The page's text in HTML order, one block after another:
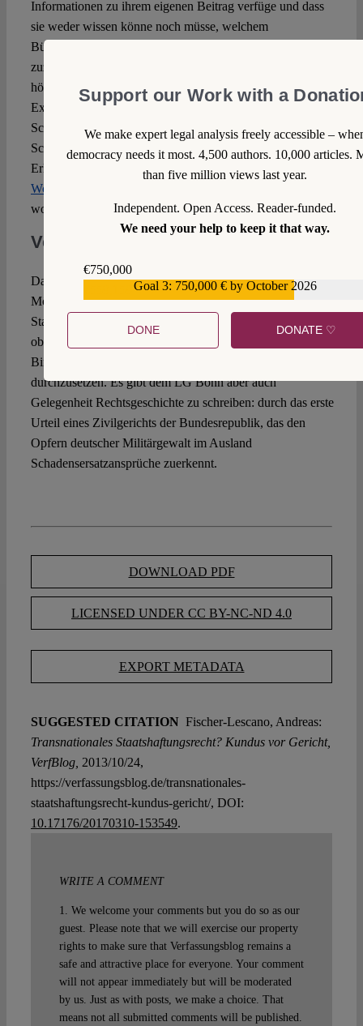
Informationen zu ihrem eigenen Beitrag verfüge und dass
sie weder wissen könne noch müsse, welchem
Bündnismitglied in dieser Militäroperation der Fehler
zuzurechnen sei. Das kommt im Ergebnis einer
höchstrichterlichen Einladung zur Vogel-Strauß-
Exkulpation gleich. Mit den grundrechtlichen
Schutzpflichten, aber auch mit der völkerrechtlichen
Schutzverantwortung, wie sie beispielsweise in der
Erklärung der
UN-Generalversammlung anlässlich des
World Summits 2005
wohl kaum in Einklang bringen können.
Verantwortung
Das BVerfG hat im Varvarin-Beschluss leider die
Möglichkeit verpasst, den Rahmen des transnationalen
Staatshaftungsrechtes angemessen zu konkretisieren. Damit
obliegt es nun den Fachgerichten, die rechtsstaatliche
Bindung der Bundeswehr auch bei Auslandseinsätzen
durchzusetzen. Es gibt dem LG Bonn aber auch
Gelegenheit Rechtsgeschichte zu schreiben: durch das erste
Urteil eines Zivilgerichts der Bundesrepublik, das den
Opfern deutscher Militärgewalt im Ausland
Schadensersatzansprüche zuerkennt.
DOWNLOAD PDF
LICENSED UNDER CC BY-NC-ND 4.0
EXPORT METADATA
SUGGESTED CITATION Fischer-Lescano, Andreas:
Transnationales Staatshaftungsrecht? Kundus vor Gericht,
VerfBlog, 2013/10/24,
https://verfassungsblog.de/transnationales-
staatshaftungsrecht-kundus-gericht/, DOI:
10.17176/20170310-153549.
WRITE A COMMENT
1. We welcome your comments but you do so as our
guest. Please note that we will exercise our property
rights to make sure that Verfassungsblog remains a
safe and attractive place for everyone. Your comment
will not appear immediately but will be moderated
by us. Just as with posts, we make a choice. That
means not all submitted comments will be published.
Support our Work with a
We make expert legal analysis freely accessible –
democracy needs it most. 4,500 authors. 10,000 articles.
than five million views last year.
Independent. Open Access. Reader-funded.
We need your help to keep it that way.
€750,000
Goal 3: 750,000 € by October 2026
DONE DONATE ♡